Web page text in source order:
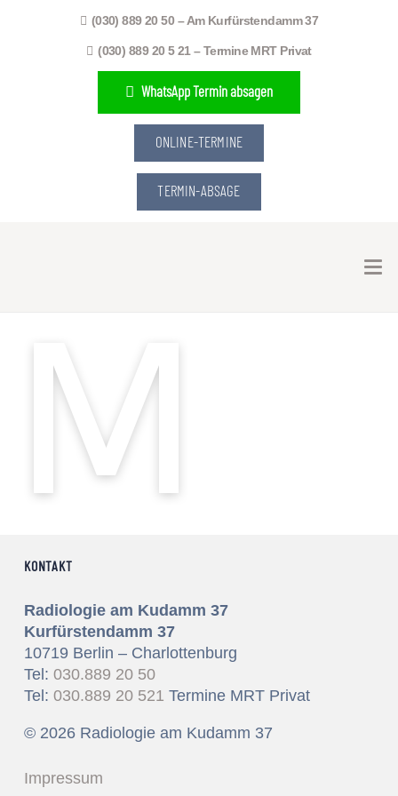
(030) 889 20 50 – Am Kurfürstendamm 37
(030) 889 20 5 21 – Termine MRT Privat
WhatsApp Termin absagen
ONLINE-TERMINE
TERMIN-ABSAGE
KONTAKT
Radiologie am Kudamm 37
Kurfürstendamm 37
10719 Berlin – Charlottenburg
Tel: 030.889 20 50
Tel: 030.889 20 521 Termine MRT Privat
© 2026 Radiologie am Kudamm 37
Impressum